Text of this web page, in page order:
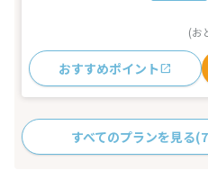
(お
おすすめポイント
すべてのプランを見る